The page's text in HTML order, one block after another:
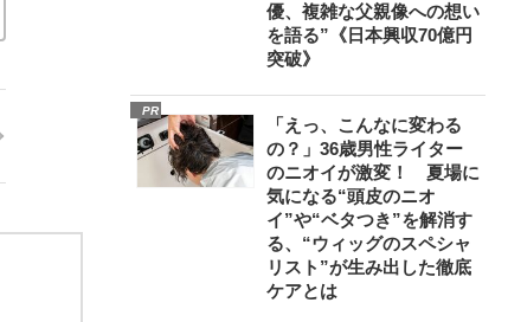
優、複雑な父親像への想い
を語る”《日本興収70億円
突破》
PR
「えっ、こんなに変わる
の？」36歳男性ライター
のニオイが激変！ 夏場に
気になる“頭皮のニオ
イ”や“ベタつき”を解消す
る、“ウィッグのスペシャ
リスト”が生み出した徹底
ケアとは